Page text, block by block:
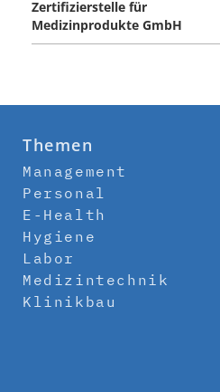
Zertifizierstelle für
Medizinprodukte GmbH
Themen
Management
Personal
E-Health
Hygiene
Labor
Medizintechnik
Klinikbau